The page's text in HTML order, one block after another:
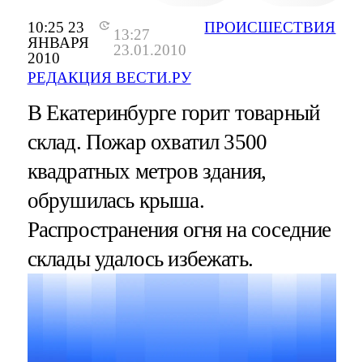
10:25 23
ЯНВАРЯ
2010
13:27
23.01.2010
РЕДАКЦИЯ ВЕСТИ.РУ
ПРОИСШЕСТВИЯ
В Екатеринбурге горит товарный
склад. Пожар охватил 3500
квадратных метров здания,
обрушилась крыша.
Распространения огня на соседние
склады удалось избежать.